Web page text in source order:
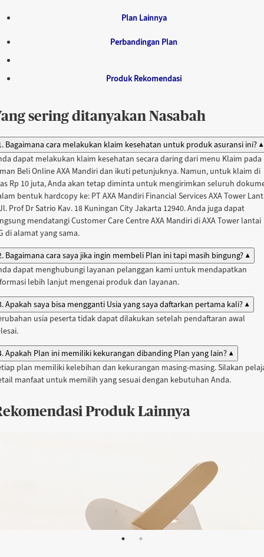
Plan Lainnya
Perbandingan Plan
Produk Rekomendasi
sering ditanyakan Nasabah
Bagaimana cara melakukan klaim kesehatan untuk produk asuransi ini? ▲
dapat melakukan klaim kesehatan secara daring dari menu Klaim pada
Beli Online AXA Mandiri dan ikuti petunjuknya. Namun, untuk klaim di
Rp 10 juta, Anda akan tetap diminta untuk mengirimkan seluruh
bentuk hardcopy ke: PT AXA Mandiri Financial Services AXA Tower
Prof Dr Satrio Kav. 18 Kuningan City Jakarta 12940. Anda juga dapat
mendatangi Customer Care Centre AXA Mandiri di AXA Tower lantai
di alamat yang sama.
Bagaimana cara saya jika ingin membeli Plan ini tapi masih bingung? ▲
dapat menghubungi layanan pelanggan kami untuk mendapatkan
lebih lanjut mengenai produk dan layanan.
Apakah saya bisa mengganti Usia yang saya daftarkan pertama kali? ▲
usia peserta tidak dapat dilakukan setelah pendaftaran awal
Apakah Plan ini memiliki kekurangan dibanding Plan yang lain? ▲
plan memiliki kelebihan dan kekurangan masing-masing. Silakan
manfaat untuk memilih yang sesuai dengan kebutuhan Anda.
Produk Lainnya